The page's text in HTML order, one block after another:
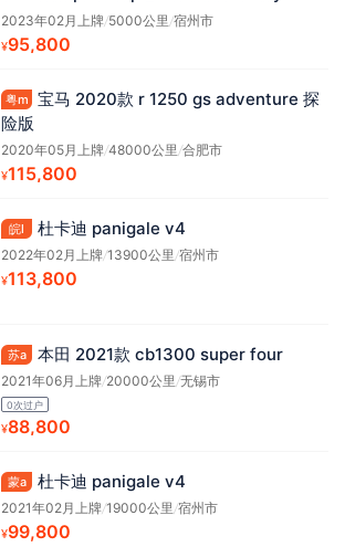
2023年02月上牌/5000公里 /宿州市
¥95,800
粤m
宝马 2020款 r 1250 gs adventure 探
险版
2020年05月上牌/48000公里 /合肥市
¥115,800
皖l 杜卡迪 panigale v4
2022年02月上牌/13900公里 /宿州市
¥113,800
苏a 本田 2021款 cb1300 super four
2021年06月上牌/20000公里 /无锡市
0次过户
¥88,800
蒙a 杜卡迪 panigale v4
2021年02月上牌/19000公里 /宿州市
¥99,800